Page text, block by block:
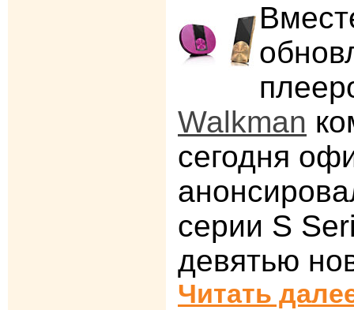
Walkman
сегодня
серии S
девятью
Читать